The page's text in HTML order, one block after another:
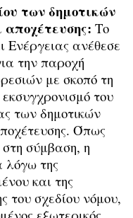
των δημοτικών
αποχέτευσης: Το
Ενέργειας ανέθεσε
την παροχή
με σκοπό τη
του
των δημοτικών
Όπως
σύμβαση, η
λόγω της
και της
του σχεδίου νόμου,